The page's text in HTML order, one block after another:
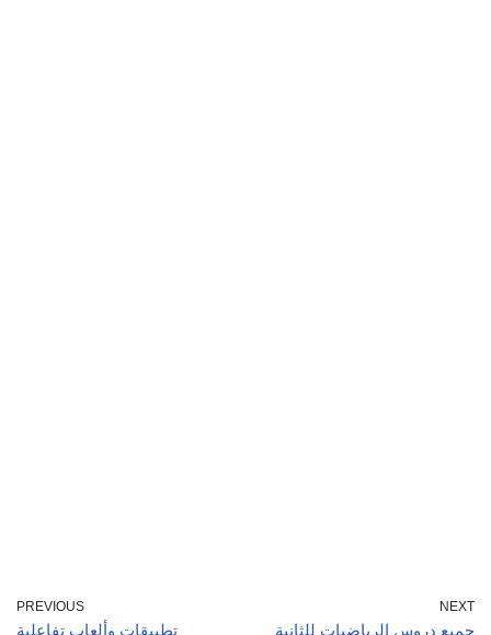
PREVIOUS
تطبيقات وألعاب تفاعلية
NEXT
جميع دروس الرياضيات للثانية